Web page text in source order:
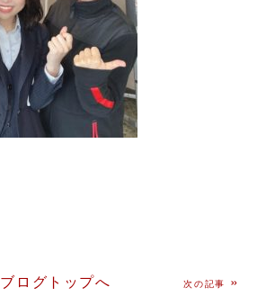
ブログトップへ 次の記事 »